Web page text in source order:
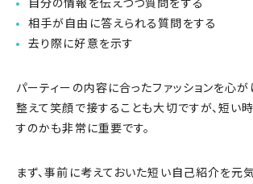
相手が自由に答えられる質問をする
去り際に好意を示す
パーティーの内容に合ったファッションを心が
整えて笑顔で接することも大切ですが、短い
すのかも非常に重要です。
まず、事前に考えておいた短い自己紹介を元